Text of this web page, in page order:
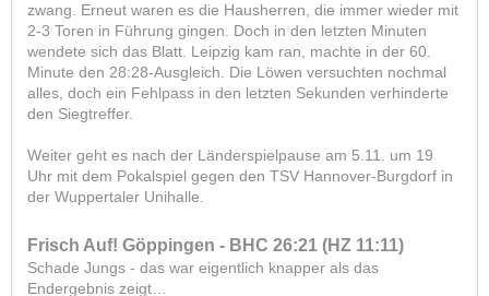
zwang. Erneut waren es die Hausherren, die immer wieder mit
2-3 Toren in Führung gingen. Doch in den letzten Minuten
wendete sich das Blatt. Leipzig kam ran, machte in der 60.
Minute den 28:28-Ausgleich. Die Löwen versuchten nochmal
alles, doch ein Fehlpass in den letzten Sekunden verhinderte
den Siegtreffer.
Weiter geht es nach der Länderspielpause am 5.11. um 19
Uhr mit dem Pokalspiel gegen den TSV Hannover-Burgdorf in
der Wuppertaler Unihalle.
Frisch Auf! Göppingen - BHC 26:21 (HZ 11:11)
Schade Jungs - das war eigentlich knapper als das
Endergebnis zeigt…